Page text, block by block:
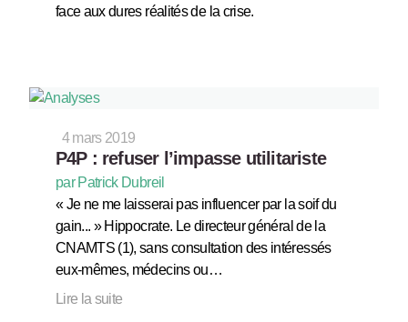
face aux dures réalités de la crise.
4 mars 2019
P4P : refuser l’impasse utilitariste
par Patrick Dubreil
« Je ne me laisserai pas influencer par la soif du
gain... » Hippocrate. Le directeur général de la
CNAMTS (1), sans consultation des intéressés
eux-mêmes, médecins ou…
Lire la suite